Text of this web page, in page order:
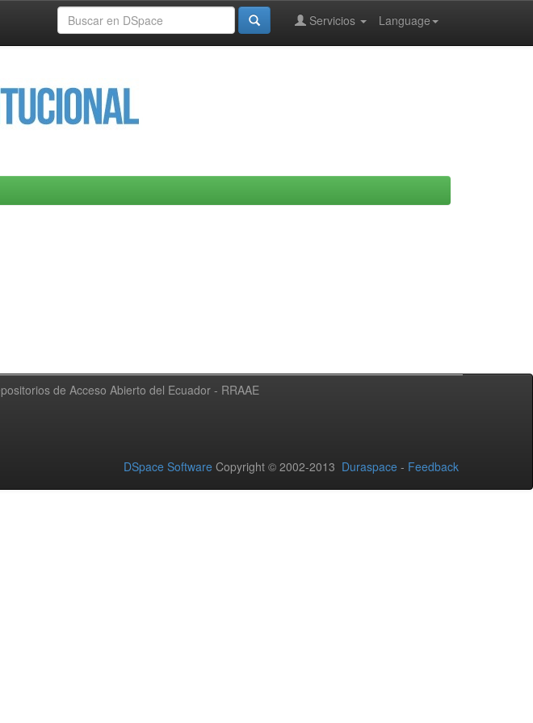
Language
Servicios
de Acceso Abierto del Ecuador - RRAAE
DSpace Software Copyright © 2002-2013 Duraspace - Feedback